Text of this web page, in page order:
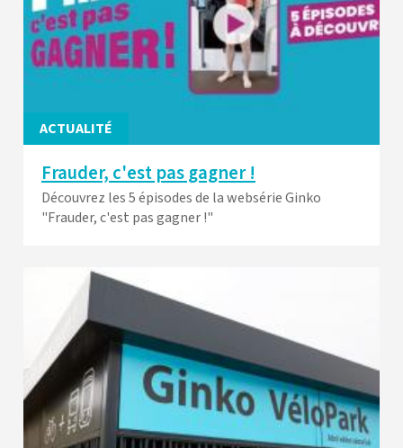
ACTUALITÉ
Frauder, c'est pas gagner !
Découvrez les 5 épisodes de la websérie Ginko
"Frauder, c'est pas gagner !"